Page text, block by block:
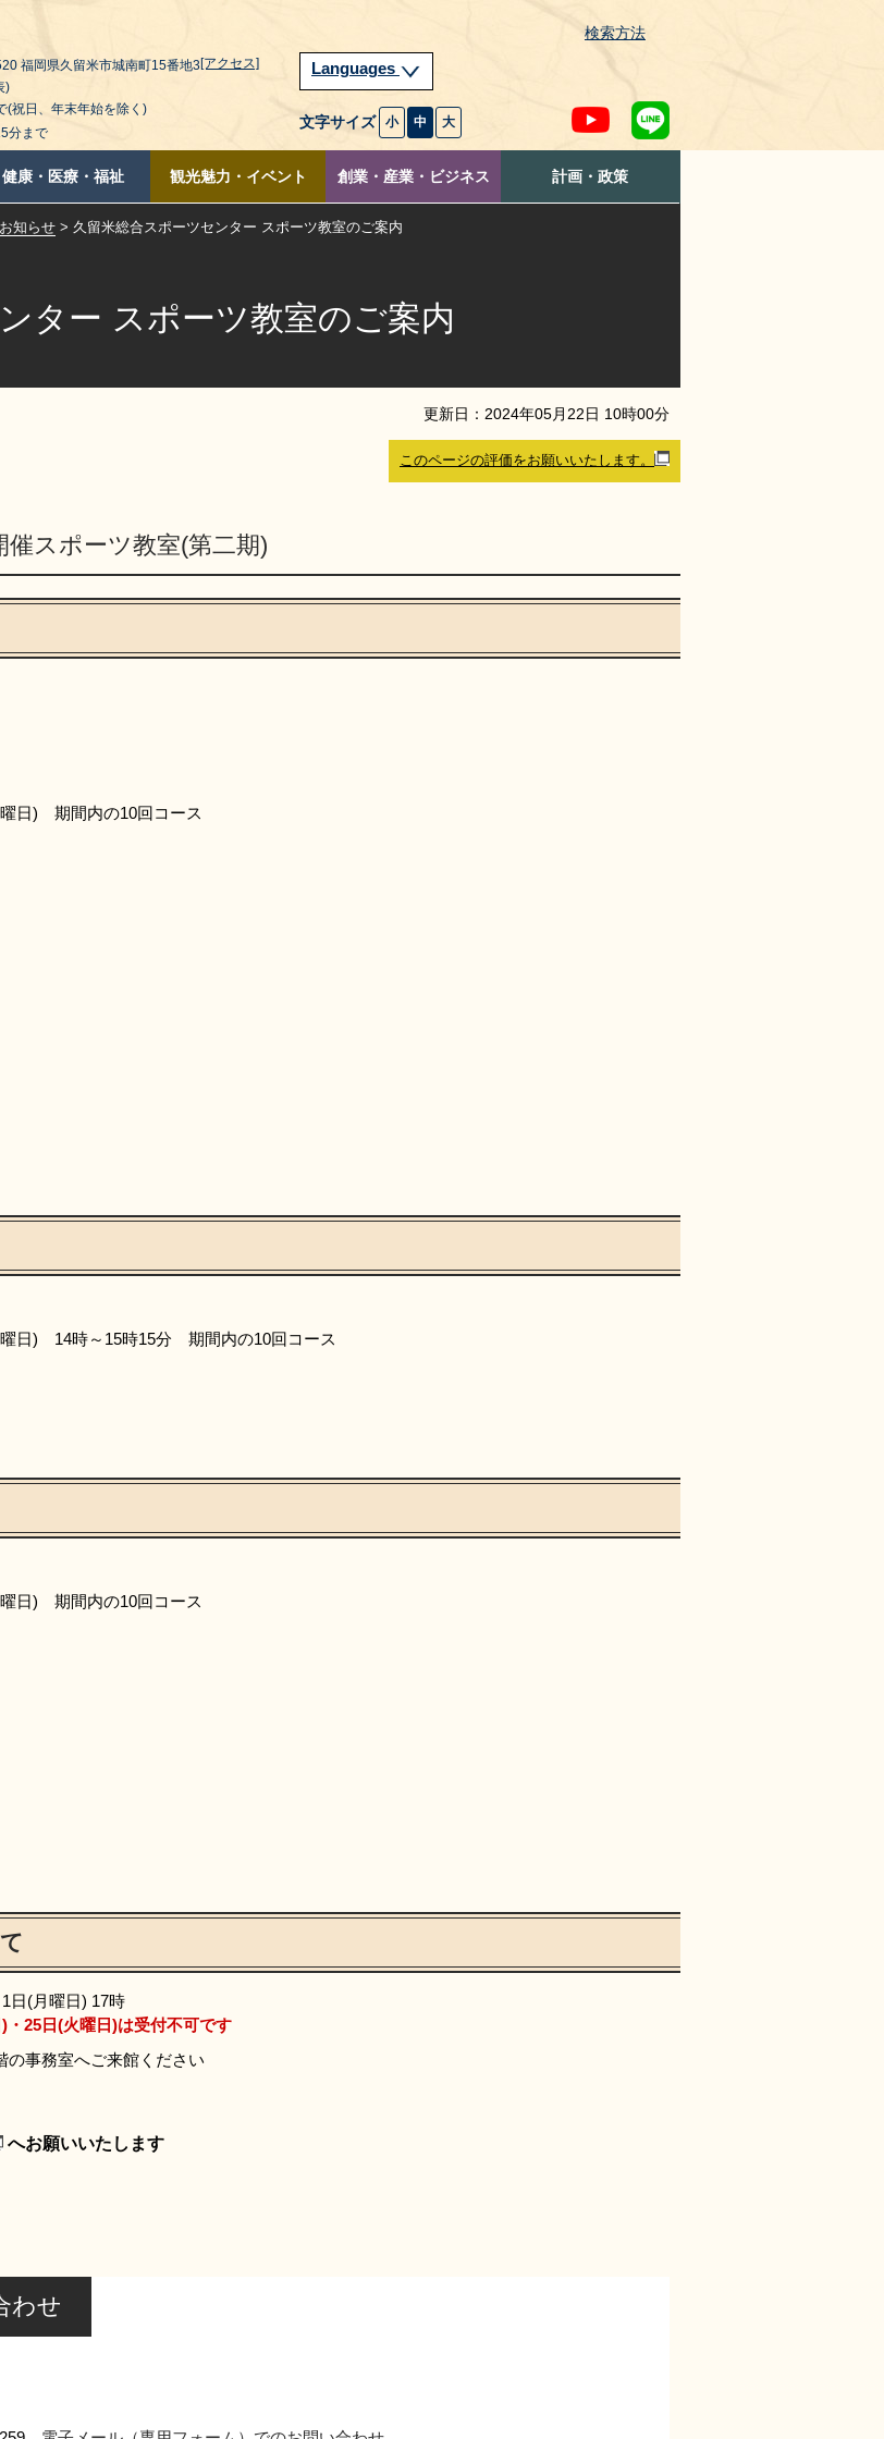
検索方法
福岡県久留米市城南町15番地3[アクセス]
)
(祝日、年末年始を除く)
分まで
Languages
文字サイズ 小 中 大
健康・医療・福祉 観光魅力・イベント 創業・産業・ビジネス 計画・政策
お知らせ > 久留米総合スポーツセンター スポーツ教室のご案内
ター スポーツ教室のご案内
更新日： 2024年05月 22日 10時00分
このページの評価をお願いいたします。
スポーツ教室(第二期)
日) 期間内の10回コース
曜日) 14時～15時15分 期間内の10回コース
日) 期間内の10回コース
日(月曜日) 17時
25日(火曜日)は受付不可です
の事務室へご来館ください
へお願いいたします
わせ